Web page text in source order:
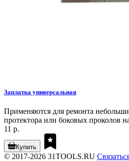
Заплатка универсальная
Применяются для ремонта
протектора или боковых проколов
11 р.
Купить
© 2017-2026 31TOOLS.RU